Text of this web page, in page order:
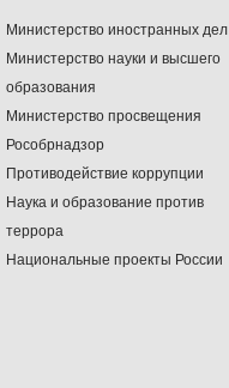
Министерство иностранных дел
Министерство науки и высшего
образования
Министерство просвещения
Рособрнадзор
Противодействие коррупции
Наука и образование против
террора
Национальные проекты России